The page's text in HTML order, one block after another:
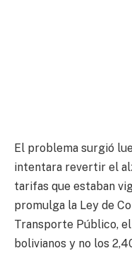
El problema surgió
intentara revertir el
tarifas que estaban
promulga la Ley de
Transporte Público,
bolivianos y no los